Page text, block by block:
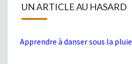
UN ARTICLE AU HASARD
Apprendre à danser sous la pluie